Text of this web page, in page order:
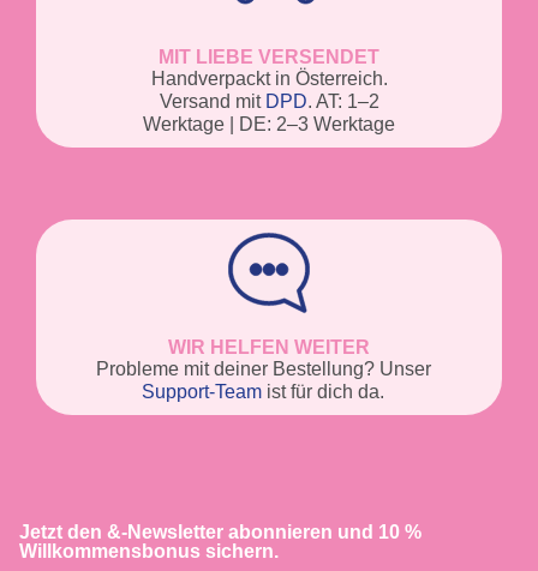
MIT LIEBE VERSENDET
Handverpackt in Österreich.
Versand mit DPD. AT: 1–2
Werktage | DE: 2–3 Werktage
WIR HELFEN WEITER
Probleme mit deiner Bestellung? Unser
Support-Team ist für dich da.
Jetzt den &-Newsletter abonnieren und 10 %
Willkommensbonus sichern.